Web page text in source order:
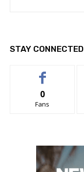
STAY CONNECTED
0
Fans